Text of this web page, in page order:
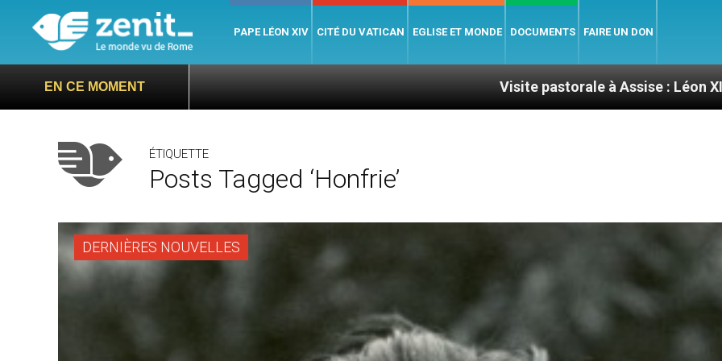
PAPE LÉON XIV CITÉ DU VATICAN EGLISE ET MONDE DOCUMENTS FAIRE UN DON
EN CE MOMENT Visite pastorale à Assise : Léon XIV invite les
ÉTIQUETTE
Posts Tagged ‘Honfrie’
DERNIÈRES NOUVELLES